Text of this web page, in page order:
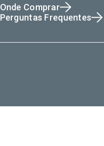
Onde Comprar
Perguntas Frequentes